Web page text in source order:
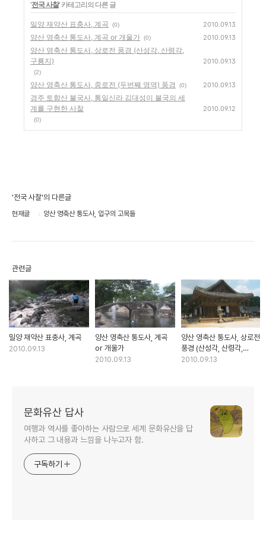
'전국 사찰' 카테고리의 다른 글
밀양 재약산 표충사, 계곡 (0) 2010.09.13
양산 영축산 통도사, 계곡 or 개울가 (0) 2010.09.13
양산 영축산 통도사, 상로전 풍경 (산성각, 산령각,
구룡지)
(2)
2010.09.13
양산 영축산 통도사, 중로전 (두번째 영역) 풍경 (0) 2010.09.13
경주 토함산 불국사, 통일신라 김대성이 불국의 세
계를 구현한 사찰
(0)
2010.09.12
'전국 사찰'의 다른글
현재글 양산 영축산 통도사, 입구의 고목들
관련글
밀양 재약산 표충사, 계곡
2010.09.13
양산 영축산 통도사, 계곡
or 개울가
2010.09.13
양산 영축산 통도사, 상로전
풍경 (산성각, 산령각,
구룡지)
2010.09.13
문화유산 답사
여행과 역사를 좋아하는 사람으로 세계 문화유산을 답
사하고 그 내용과 느낌을 나누고자 함.
구독하기